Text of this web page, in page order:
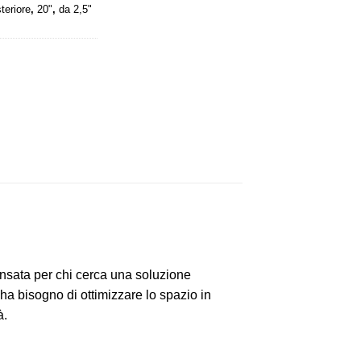
, 20", da 2,5"
per chi cerca una soluzione
bisogno di ottimizzare lo spazio in